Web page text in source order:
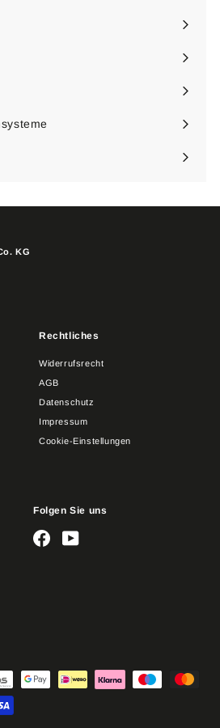
KG
Rechtliches
Widerrufsrecht
AGB
Datenschutz
Impressum
Cookie-Einstellungen
Folgen Sie uns
Facebook